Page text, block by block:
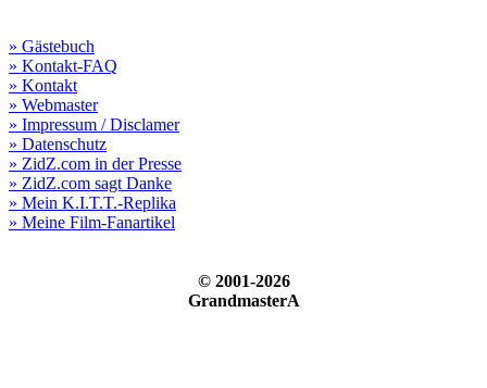
» Gästebuch
» Kontakt-FAQ
» Kontakt
» Webmaster
» Impressum / Disclamer
» Datenschutz
» ZidZ.com in der Presse
» ZidZ.com sagt Danke
» Mein K.I.T.T.-Replika
» Meine Film-Fanartikel
© 2001-2026
GrandmasterA